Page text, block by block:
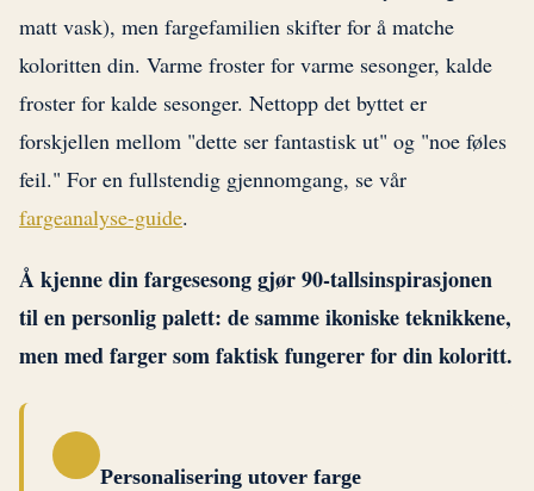
matt vask), men fargefamilien skifter for å matche
koloritten din. Varme froster for varme sesonger, kalde
froster for kalde sesonger. Nettopp det byttet er
forskjellen mellom "dette ser fantastisk ut" og "noe føles
feil." For en fullstendig gjennomgang, se vår
fargeanalyse-guide.
Å kjenne din fargesesong gjør 90-tallsinspirasjonen
til en personlig palett: de samme ikoniske teknikkene,
men med farger som faktisk fungerer for din koloritt.
Personalisering utover farge